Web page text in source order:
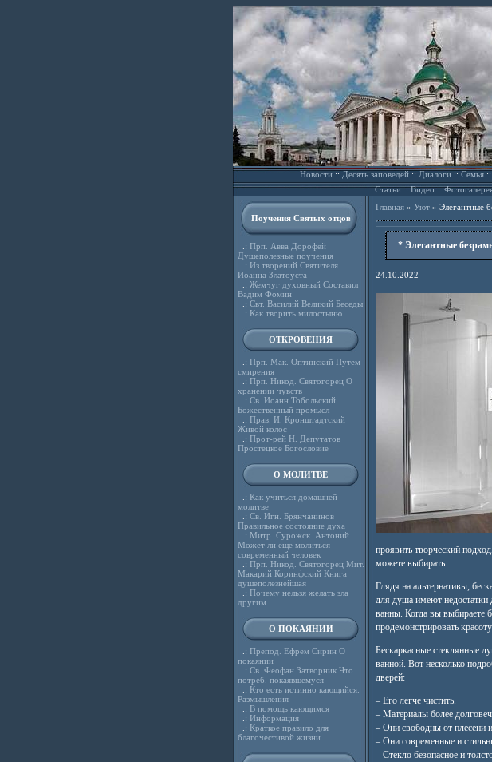
Новости::Десять заповедей::Диалоги::Семья
Статьи::Видео ::
Поучения Святых отцов
.: Прп. Авва Дорофей
Душеполезные поучения
.: Из творений Святителя
Иоанна Златоуста
.: Жемчуг духовный Составил
Вадим Фомин
.: Свт. Василий Великий Беседы
.: Как творить милостыню
ОТКРОВЕНИЯ
.: Прп. Мак. Оптинский Путем
смирения
.: Прп. Никод. Святогорец О
хранении чувств
.: Св. Иоанн Тобольский
Божественный промысл
.: Прав. И. Кронштадтский
Живой колос
.: Прот-рей Н. Депутатов
Простецкое Богословие
О МОЛИТВЕ
.: Как учиться домашней
молитве
.: Св. Игн. Брянчанинов
Правильное состояние духа
.: Митр. Сурожск. Антоний
Может ли еще молиться
современный человек
.: Прп. Никод. Святогорец Мит.
Макарий Коринфский Книга
душеполезнейшая
.: Почему нельзя желать зла
другим
О ПОКАЯНИИ
.: Препод. Ефрем Сирин О
покаянии
.: Св. Феофан Затворник Что
потреб. покаявшемуся
.: Кто есть истинно кающийся.
Размышления
.: В помощь кающимся
.: Информация
.: Краткое правило для
благочестивой жизни
Главная» Уют» Элегантные
* Элегантные
24.10.2022
проявить творческий
можете выбирать.
Глядя на альтернативы,
для душа имеют недостатки
ванны. Когда вы выбираете
продемонстрировать
Бескаркасные стеклянные
ванной. Вот несколько
дверей:
– Его легче чистить.
– Материалы более
– Они свободны от плесени
– Они современные и
– Стекло безопасное и